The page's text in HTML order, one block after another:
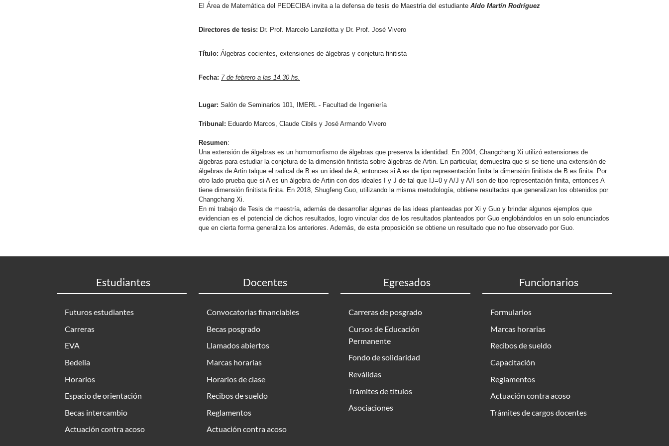
El Área de Matemática del PEDECIBA invita a la defensa de tesis de Maestría del estudiante Aldo Martín Rodríguez
Directores de tesis: Dr. Prof. Marcelo Lanzilotta y Dr. Prof. José Vivero
Título: Álgebras cocientes, extensiones de álgebras y conjetura finitista
Fecha: 7 de febrero a las 14.30 hs.
Lugar: Salón de Seminarios 101, IMERL - Facultad de Ingeniería
Tribunal: Eduardo Marcos, Claude Cibils y José Armando Vivero
Resumen:
Una extensión de álgebras es un homomorfismo de álgebras que preserva la identidad. En 2004, Changchang Xi utilizó extensiones de
álgebras para estudiar la conjetura de la dimensión finitista sobre álgebras de Artin. En particular, demuestra que si se tiene una extensión de
álgebras de Artin talque el radical de B es un ideal de A, entonces si A es de tipo representación finita la dimensión finitista de B es finita. Por
otro lado prueba que si A es un álgebra de Artin con dos ideales I y J de tal que IJ=0 y A/J y A/I son de tipo representación finita, entonces A
tiene dimensión finitista finita. En 2018, Shugfeng Guo, utilizando la misma metodología, obtiene resultados que generalizan los obtenidos por
Changchang Xi.
En mi trabajo de Tesis de maestría, además de desarrollar algunas de las ideas planteadas por Xi y Guo y brindar algunos ejemplos que
evidencian es el potencial de dichos resultados, logro vincular dos de los resultados planteados por Guo englobándolos en un solo enunciados
que en cierta forma generaliza los anteriores. Además, de esta proposición se obtiene un resultado que no fue observado por Guo.
Estudiantes
Futuros estudiantes
Carreras
EVA
Bedelia
Horarios
Espacio de orientación
Becas intercambio
Actuación contra acoso
Docentes
Convocatorias financiables
Becas posgrado
Llamados abiertos
Marcas horarias
Horarios de clase
Recibos de sueldo
Reglamentos
Actuación contra acoso
Egresados
Carreras de posgrado
Cursos de Educación
Permanente
Fondo de solidaridad
Reválidas
Trámites de títulos
Asociaciones
Funcionarios
Formularios
Marcas horarias
Recibos de sueldo
Capacitación
Reglamentos
Actuación contra acoso
Trámites de cargos docentes